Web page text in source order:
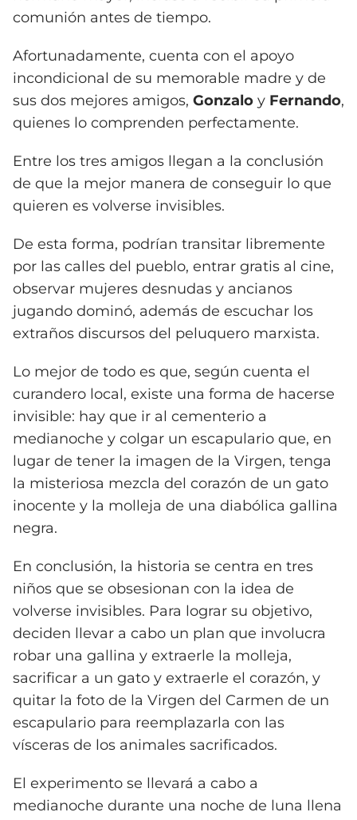
comunión antes de tiempo.
Afortunadamente, cuenta con el apoyo
incondicional de su memorable madre y de
sus dos mejores amigos, Gonzalo y Fernando,
quienes lo comprenden perfectamente.
Entre los tres amigos llegan a la conclusión
de que la mejor manera de conseguir lo que
quieren es volverse invisibles.
De esta forma, podrían transitar libremente
por las calles del pueblo, entrar gratis al cine,
observar mujeres desnudas y ancianos
jugando dominó, además de escuchar los
extraños discursos del peluquero marxista.
Lo mejor de todo es que, según cuenta el
curandero local, existe una forma de hacerse
invisible: hay que ir al cementerio a
medianoche y colgar un escapulario que, en
lugar de tener la imagen de la Virgen, tenga
la misteriosa mezcla del corazón de un gato
inocente y la molleja de una diabólica gallina
negra.
En conclusión, la historia se centra en tres
niños que se obsesionan con la idea de
volverse invisibles. Para lograr su objetivo,
deciden llevar a cabo un plan que involucra
robar una gallina y extraerle la molleja,
sacrificar a un gato y extraerle el corazón, y
quitar la foto de la Virgen del Carmen de un
escapulario para reemplazarla con las
vísceras de los animales sacrificados.
El experimento se llevará a cabo a
medianoche durante una noche de luna llena